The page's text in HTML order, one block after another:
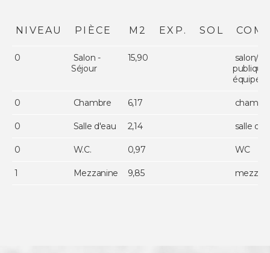
NIVEAU PIÈCE M2 EXP. SOL
0
Salon -
Séjour
15,90
salon/
publique
équipée
0 Chambre 6,17
0 Salle d'eau 2,14 salle
0 W.C. 0,97 WC
1 Mezzanine 9,85